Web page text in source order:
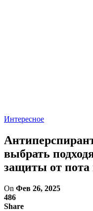
Интересное
выбрать
защиты от пота
On Фев 26, 2025
486
Share